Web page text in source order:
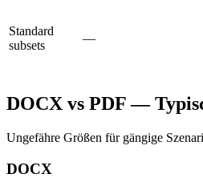
Standard
subsets
—
DOCX vs PDF —
Ungefähre Größen für gängige
DOCX